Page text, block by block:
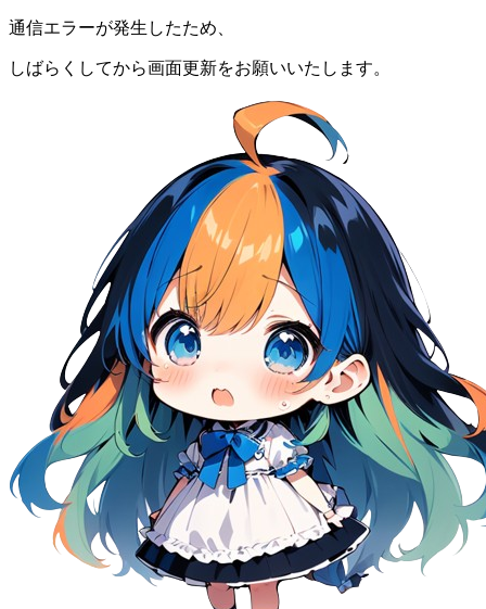
通信エラーが発生したため、
しばらくしてから画面更新をお願いいたします。